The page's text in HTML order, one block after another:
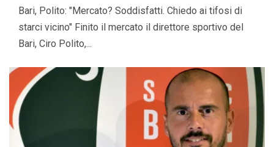
Bari, Polito: "Mercato? Soddisfatti. Chiedo ai tifosi di
starci vicino" Finito il mercato il direttore sportivo del
Bari, Ciro Polito,...